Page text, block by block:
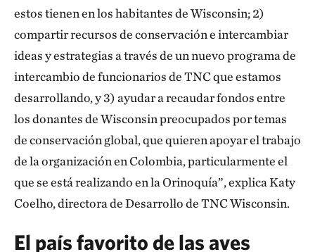
estos tienen en los habitantes de Wisconsin; 2)
compartir recursos de conservación e intercambiar
ideas y estrategias a través de un nuevo programa de
intercambio de funcionarios de TNC que estamos
desarrollando, y 3) ayudar a recaudar fondos entre
los donantes de Wisconsin preocupados por temas
de conservación global, que quieren apoyar el trabajo
de la organización en Colombia, particularmente el
que se está realizando en la Orinoquía”, explica Katy
Coelho, directora de Desarrollo de TNC Wisconsin.
El país favorito de las aves